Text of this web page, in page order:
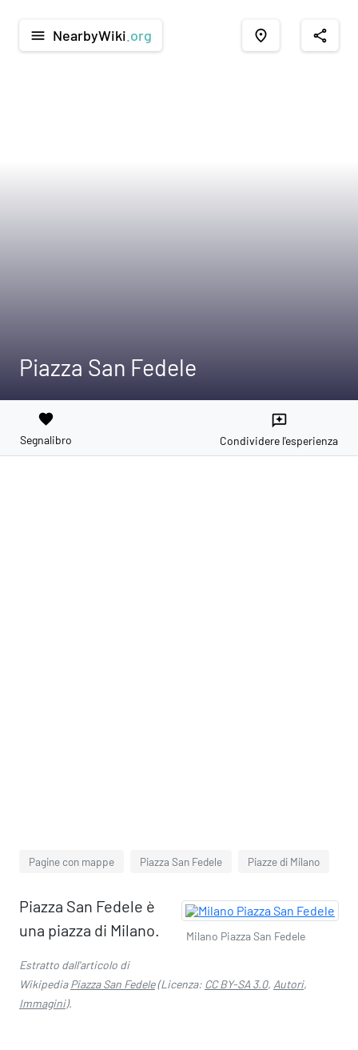
menu NearbyWiki .org place share
Piazza San Fedele
favorite
Segnalibro
reviews
Condividere l'esperienza
Pagine con mappe Piazza San Fedele Piazze di Milano
Milano Piazza San Fedele
Piazza San Fedele è
una piazza di Milano.
Estratto dall'articolo di
WikipediaPiazza San Fedele(Licenza: CC BY-SA 3.0, Autori,
Immagini).